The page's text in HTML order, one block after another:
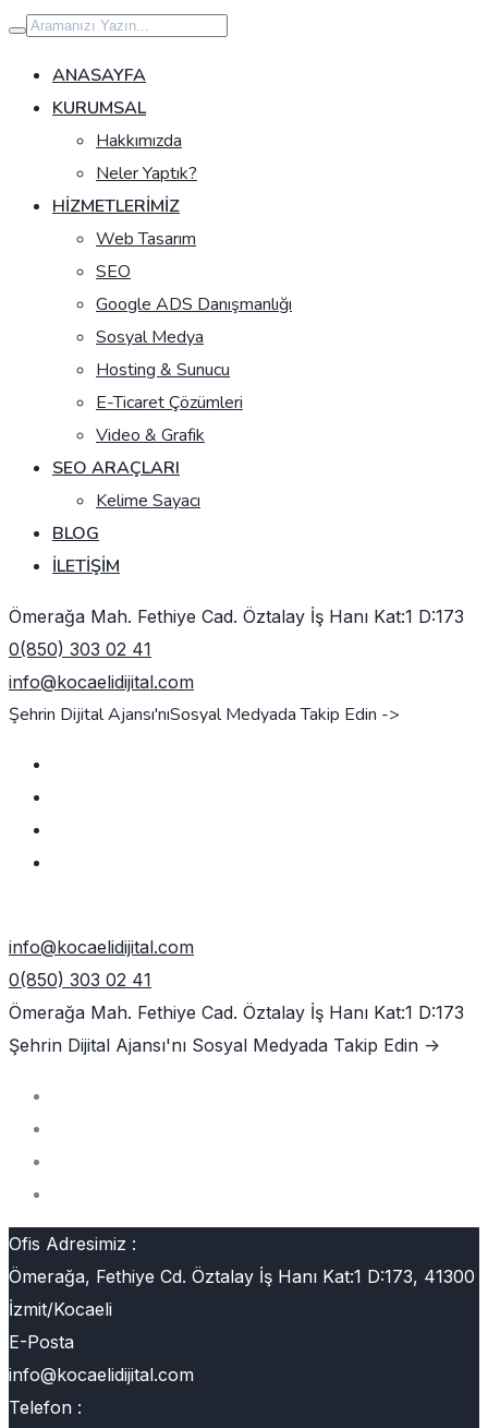
İçeriğe
geç
ANASAYFA
KURUMSAL
Hakkımızda
Neler Yaptık?
HIZMETLERIMIZ
Web Tasarım
SEO
Google ADS Danışmanlığı
Sosyal Medya
Hosting & Sunucu
E-Ticaret Çözümleri
Video & Grafik
SEO ARAÇLARI
Kelime Sayacı
BLOG
İLETIŞIM
Ömerağa Mah. Fethiye Cad. Öztalay İş Hanı Kat:1 D:173
0(850) 303 02 41
info@kocaelidijital.com
Şehrin Dijital Ajansı'nıSosyal Medyada Takip Edin ->
info@kocaelidijital.com
0(850) 303 02 41
Ömerağa Mah. Fethiye Cad. Öztalay İş Hanı Kat:1 D:173
Şehrin Dijital Ajansı'nı Sosyal Medyada Takip Edin ->
Ofis Adresimiz :
Ömerağa, Fethiye Cd. Öztalay İş Hanı Kat:1 D:173, 41300
İzmit/Kocaeli
E-Posta
info@kocaelidijital.com
Telefon :